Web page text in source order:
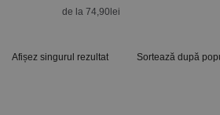
de la 74,90lei
Afișez singurul rezultat